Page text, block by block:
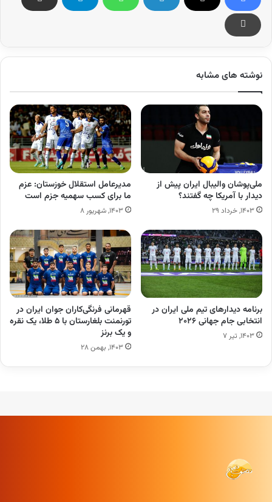
نوشته های مشابه
ملی‌پوشان والیبال ایران پیش از
دیدار با آمریکا چه گفتند؟
۱۴۰۳, خرداد ۲۹
مدیرعامل استقلال خوزستان: عزم
ما برای کسب سهمیه جزم است
۱۴۰۳, شهریور ۸
برنامه دیدارهای تیم ملی ایران در
انتخابی جام جهانی ۲۰۲۶
۱۴۰۳, تیر ۷
قهرمانی فرنگی‌کاران جوان ایران در
تورنمنت بلغارستان با ۵ طلا، یک‌ نقره
و یک برنز
۱۴۰۳, بهمن ۲۸